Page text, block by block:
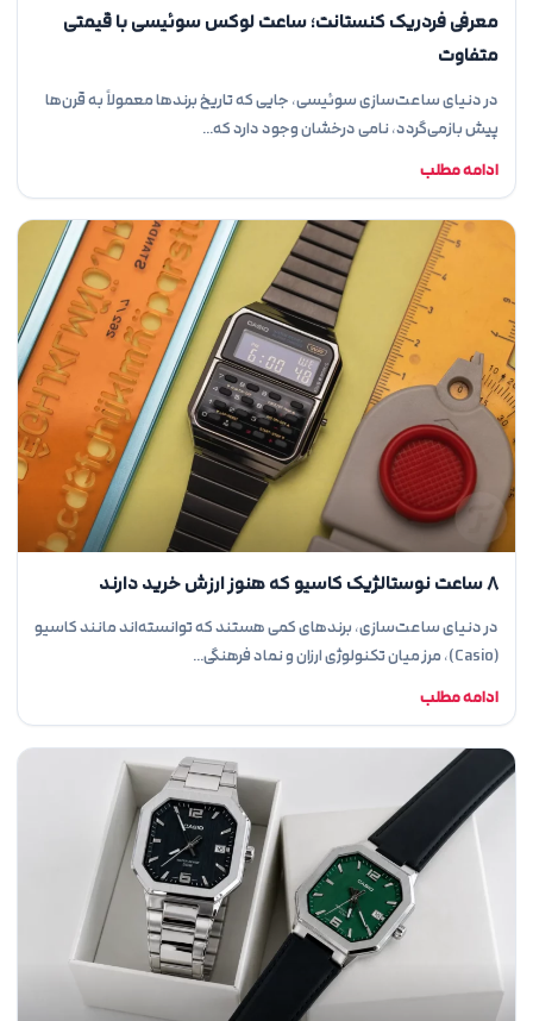
معرفی فردریک کنستانت؛ ساعت لوکس سوئیسی با قیمتی
متفاوت
در دنیای ساعت‌سازی سوئیسی، جایی که تاریخ برندها معمولاً به قرن‌ها
پیش بازمی‌گردد، نامی درخشان وجود دارد که…
ادامه مطلب
8 ساعت نوستالژیک کاسیو که هنوز ارزش خرید دارند
در دنیای ساعت‌سازی، برندهای کمی هستند که توانسته‌اند مانند کاسیو
(Casio)، مرز میان تکنولوژی ارزان و نماد فرهنگی…
ادامه مطلب